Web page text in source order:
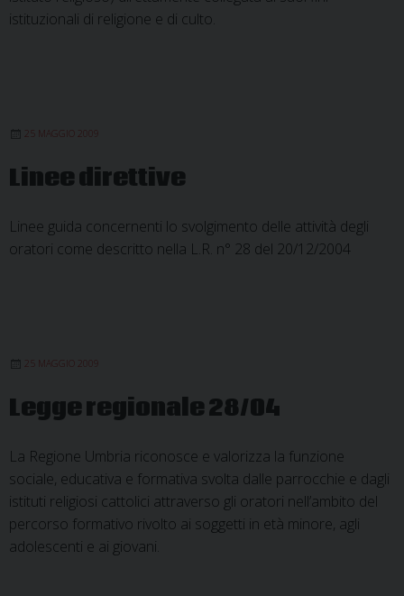
istituzionali di religione e di culto.
25 MAGGIO 2009
Linee direttive
Linee guida concernenti lo svolgimento delle attività degli
oratori come descritto nella L.R. n° 28 del 20/12/2004
25 MAGGIO 2009
Legge regionale 28/04
La Regione Umbria riconosce e valorizza la funzione
sociale, educativa e formativa svolta dalle parrocchie e dagli
istituti religiosi cattolici attraverso gli oratori nell’ambito del
percorso formativo rivolto ai soggetti in età minore, agli
adolescenti e ai giovani.